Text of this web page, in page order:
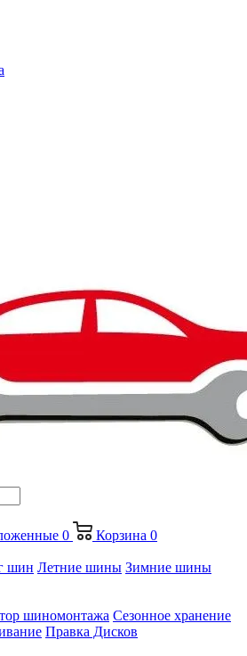
0 Корзина 0
шин Летние шины Зимние шины
шиномонтажа Сезонное хранение
Правка Дисков